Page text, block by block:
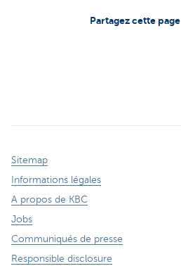
Partagez cette page
Sitemap
Informations légales
A propos de KBC
Jobs
Communiqués de presse
Responsible disclosure